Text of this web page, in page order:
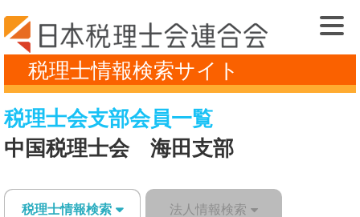
税理士情報検索サイト
税理士会支部会員一覧
中国税理士会 海田支部
税理士情報検索 法人情報検索